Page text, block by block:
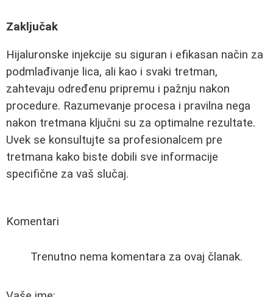
Zaključak
Hijaluronske injekcije su siguran i efikasan način za
podmlađivanje lica, ali kao i svaki tretman,
zahtevaju određenu pripremu i pažnju nakon
procedure. Razumevanje procesa i pravilna nega
nakon tretmana ključni su za optimalne rezultate.
Uvek se konsultujte sa profesionalcem pre
tretmana kako biste dobili sve informacije
specifične za vaš slučaj.
Komentari
Trenutno nema komentara za ovaj članak.